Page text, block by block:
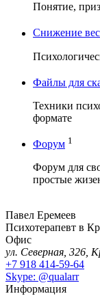
Понятие,
Снижение
Файлы для
Техники
формате
Форум 1
Форум для
простые
Павел Еремеев
Психотерапевт в
Офис
ул. Северная, 326,
+7 918 414-59-64
Skype: @qualarr
Информация